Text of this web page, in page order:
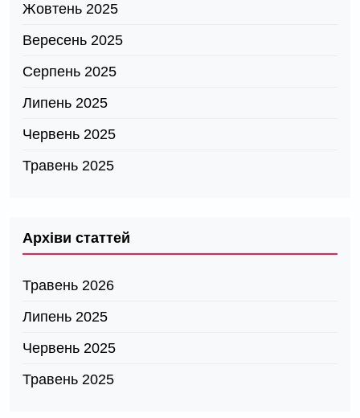
Жовтень 2025
Вересень 2025
Серпень 2025
Липень 2025
Червень 2025
Травень 2025
Архіви статтей
Травень 2026
Липень 2025
Червень 2025
Травень 2025